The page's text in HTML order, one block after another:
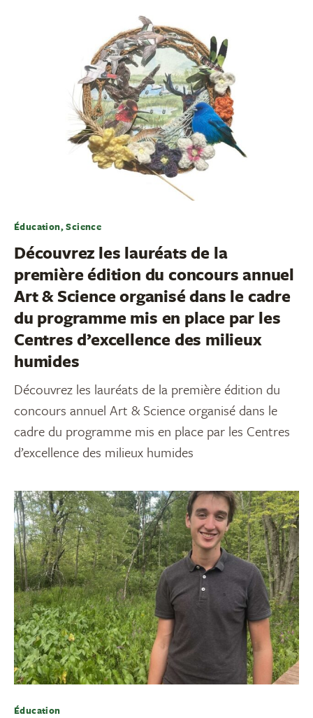
Éducation, Science
Découvrez les lauréats de la
première édition du concours annuel
Art & Science organisé dans le cadre
du programme mis en place par les
Centres d’excellence des milieux
humides
Découvrez les lauréats de la première édition du
concours annuel Art & Science organisé dans le
cadre du programme mis en place par les Centres
d’excellence des milieux humides
Éducation